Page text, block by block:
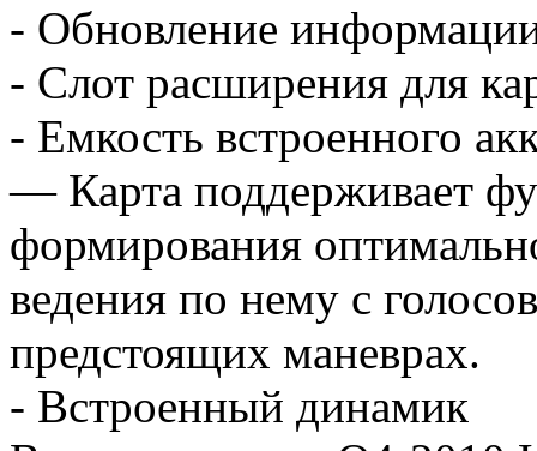
- Обновление
- Слот расширения для
- Емкость встроенного
— Карта поддерживает
формирования
ведения по нему с
предстоящих маневрах.
- Встроенный динамик